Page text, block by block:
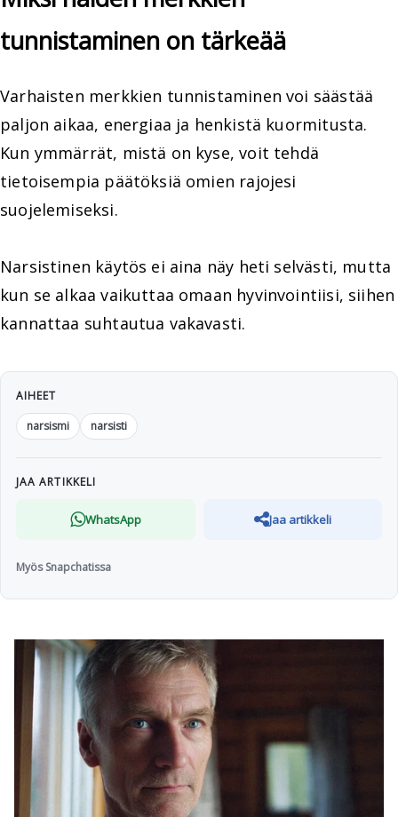
tunnistaminen on tärkeää
Varhaisten merkkien tunnistaminen voi säästää
paljon aikaa, energiaa ja henkistä kuormitusta.
Kun ymmärrät, mistä on kyse, voit tehdä
tietoisempia päätöksiä omien rajojesi
suojelemiseksi.
Narsistinen käytös ei aina näy heti selvästi, mutta
kun se alkaa vaikuttaa omaan hyvinvointiisi, siihen
kannattaa suhtautua vakavasti.
AIHEET
narsismi
narsisti
JAA ARTIKKELI
WhatsApp Jaa artikkeli
Myös Snapchatissa